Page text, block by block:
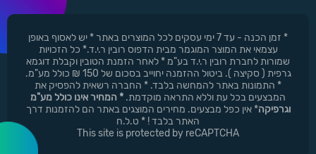
* זמן הכנה - עד 7 ימי עסקים לכל המוצרים באתר * יש לאסוף באופן
עצמאי את המוצר המוגמר מבית הדפוס רובין ר.י.ד.* כל הזכויות
שמורות לחברת רובין ר.י.ד בע"מ * לאחר הזמנת הטובין וקבלת דוגמא
גרפית ( סקיצה ). ביטול ההזמנה יחוייב בסכום של 150 ₪ כולל מע"מ.
* התמונות באתר להמחשה בלבד. * החברה רשאית להפסיק את
המבצעים בכל עת וללא התראה מוקדמת. * המחיר אינו כולל מע"מ
וגרפיקה* אין כפל מבצעים. מחירים המוצגים באתר הם להזמנות דרך
האתר בלבד ! * ט.ל.ח
This site is protected by reCAPTCHA